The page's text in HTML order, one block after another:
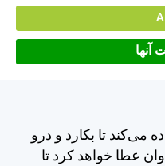
آنها
می‌كند تا بكارد و درو
عطا خواهد كرد تا